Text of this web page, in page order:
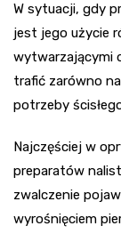
W sytuacji, gdy
jest jego użycie
wytwarzającymi
trafić zarówno
potrzeby
Najczęściej w
preparatów
zwalczenie
wyrośnięciem